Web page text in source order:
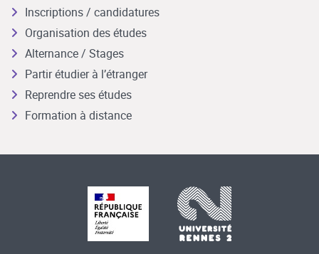
Inscriptions / candidatures
Organisation des études
Alternance / Stages
Partir étudier à l’étranger
Reprendre ses études
Formation à distance